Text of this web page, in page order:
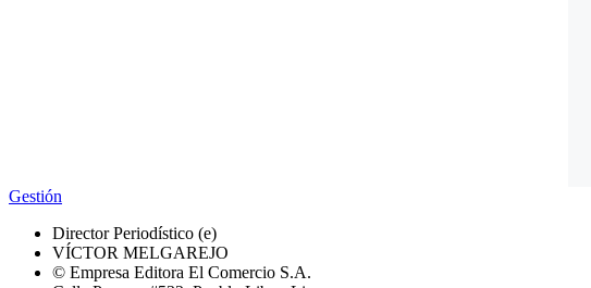
Gestión
Director Periodístico (e)
VÍCTOR MELGAREJO
© Empresa Editora El Comercio S.A.